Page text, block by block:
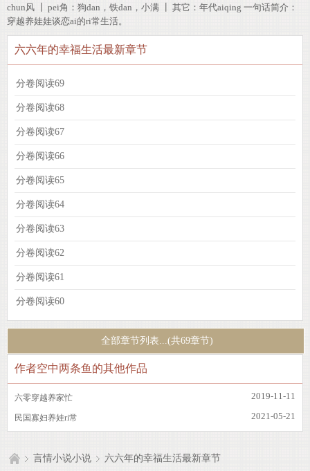
chun风 ┃ pei角：狗dan，铁dan，小满 ┃ 其它：年代aiqing 一句话简介：
穿越养娃娃谈恋ai的ri常生活。
六六年的幸福生活最新章节
分卷阅读69
分卷阅读68
分卷阅读67
分卷阅读66
分卷阅读65
分卷阅读64
分卷阅读63
分卷阅读62
分卷阅读61
分卷阅读60
全部章节列表...(共69章节)
作者空中两条鱼的其他作品
六零穿越养家忙 2019-11-11
民国寡妇养娃ri常 2021-05-21
言情小说小说 六六年的幸福生活最新章节